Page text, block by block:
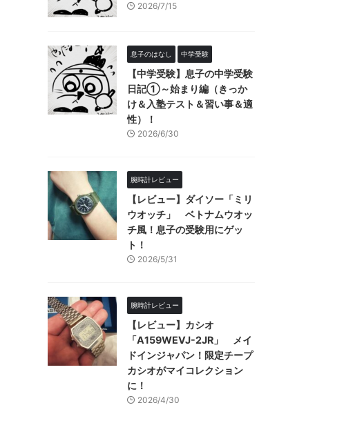
2026/7/15
息子のはなし 中学受験
【中学受験】息子の中学受験
日記①～始まり編（きっか
け＆入塾テスト＆習い事＆適
性）！
2026/6/30
腕時計レビュー
【レビュー】ダイソー「ミリ
ウオッチ」 ベトナムウオッ
チ風！息子の受験用にゲッ
ト！
2026/5/31
腕時計レビュー
【レビュー】カシオ
「A159WEVJ-2JR」 メイ
ドインジャパン！限定チープ
カシオがマイコレクション
に！
2026/4/30